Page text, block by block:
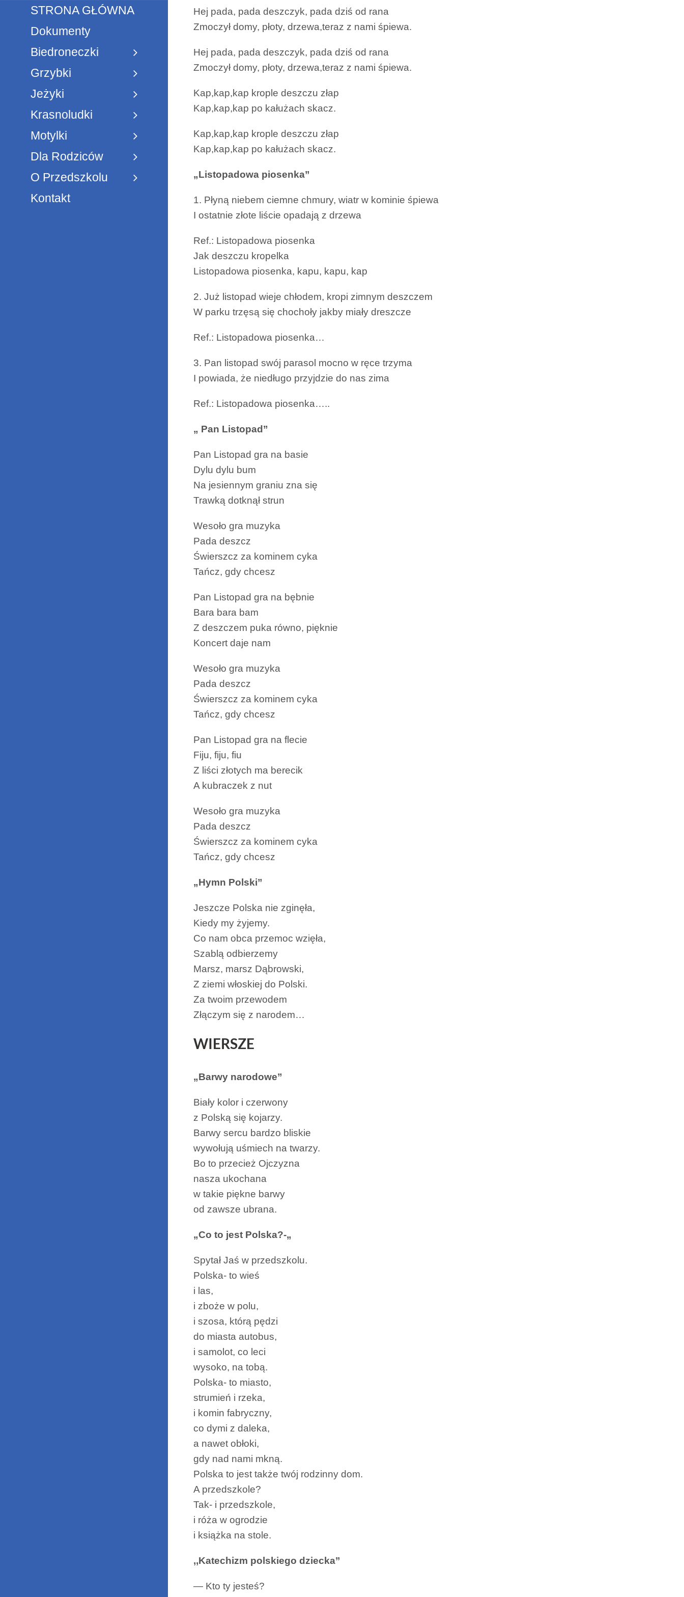
STRONA GŁÓWNA
Dokumenty
Biedroneczki
Grzybki
Jeżyki
Krasnoludki
Motylki
Dla Rodziców
O Przedszkolu
Kontakt
Hej pada, pada deszczyk, pada dziś od rana
Zmoczył domy, płoty, drzewa,teraz z nami śpiewa.
Hej pada, pada deszczyk, pada dziś od rana
Zmoczył domy, płoty, drzewa,teraz z nami śpiewa.
Kap,kap,kap krople deszczu złap
Kap,kap,kap po kałużach skacz.
Kap,kap,kap krople deszczu złap
Kap,kap,kap po kałużach skacz.
„Listopadowa piosenka”
1. Płyną niebem ciemne chmury, wiatr w kominie śpiewa
I ostatnie złote liście opadają z drzewa
Ref.: Listopadowa piosenka
Jak deszczu kropelka
Listopadowa piosenka, kapu, kapu, kap
2. Już listopad wieje chłodem, kropi zimnym deszczem
W parku trzęsą się chochoły jakby miały dreszcze
Ref.: Listopadowa piosenka…
3. Pan listopad swój parasol mocno w ręce trzyma
I powiada, że niedługo przyjdzie do nas zima
Ref.: Listopadowa piosenka…..
„ Pan Listopad”
Pan Listopad gra na basie
Dylu dylu bum
Na jesiennym graniu zna się
Trawką dotknął strun
Wesoło gra muzyka
Pada deszcz
Świerszcz za kominem cyka
Tańcz, gdy chcesz
Pan Listopad gra na bębnie
Bara bara bam
Z deszczem puka równo, pięknie
Koncert daje nam
Wesoło gra muzyka
Pada deszcz
Świerszcz za kominem cyka
Tańcz, gdy chcesz
Pan Listopad gra na flecie
Fiju, fiju, fiu
Z liści złotych ma berecik
A kubraczek z nut
Wesoło gra muzyka
Pada deszcz
Świerszcz za kominem cyka
Tańcz, gdy chcesz
„Hymn Polski”
Jeszcze Polska nie zginęła,
Kiedy my żyjemy.
Co nam obca przemoc wzięła,
Szablą odbierzemy
Marsz, marsz Dąbrowski,
Z ziemi włoskiej do Polski.
Za twoim przewodem
Złączym się z narodem…
WIERSZE
„Barwy narodowe”
Biały kolor i czerwony
z Polską się kojarzy.
Barwy sercu bardzo bliskie
wywołują uśmiech na twarzy.
Bo to przecież Ojczyzna
nasza ukochana
w takie piękne barwy
od zawsze ubrana.
„Co to jest Polska?-„
Spytał Jaś w przedszkolu.
Polska- to wieś
i las,
i zboże w polu,
i szosa, którą pędzi
do miasta autobus,
i samolot, co leci
wysoko, na tobą.
Polska- to miasto,
strumień i rzeka,
i komin fabryczny,
co dymi z daleka,
a nawet obłoki,
gdy nad nami mkną.
Polska to jest także twój rodzinny dom.
A przedszkole?
Tak- i przedszkole,
i róża w ogrodzie
i książka na stole.
,,Katechizm polskiego dziecka’’
— Kto ty jesteś?